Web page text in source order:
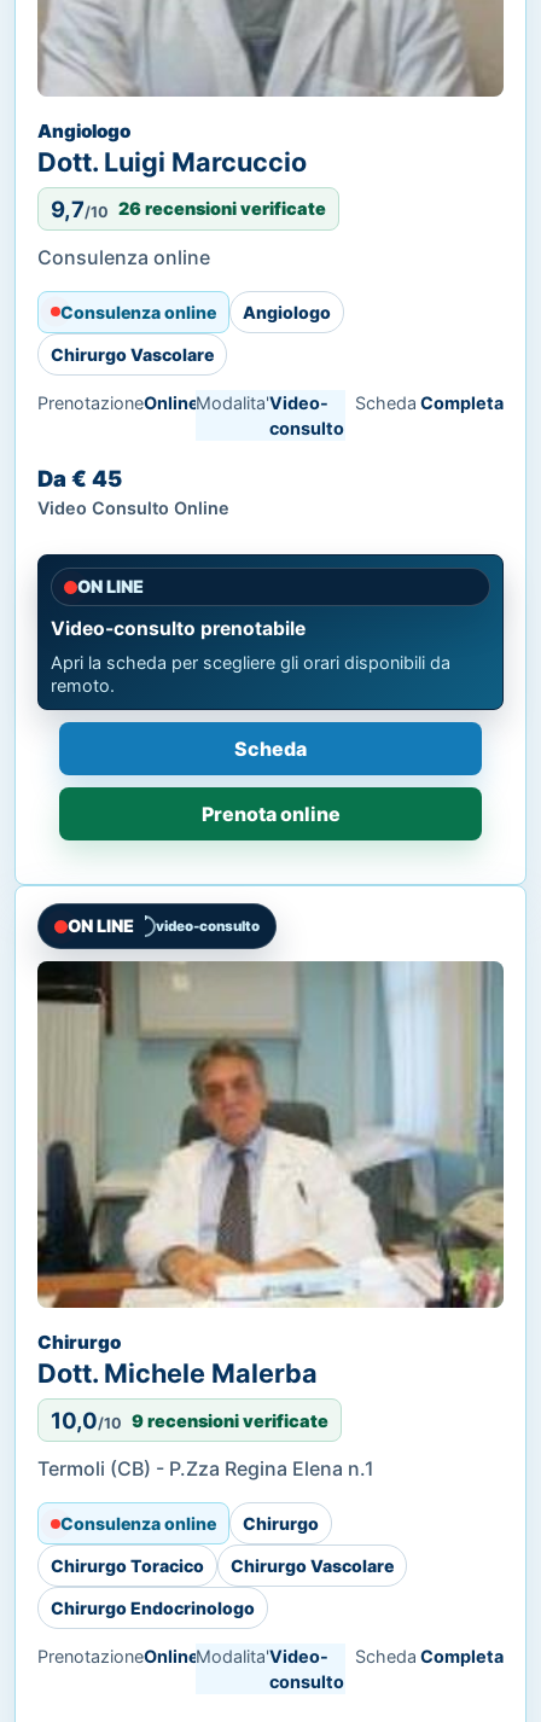
Angiologo
Dott. Luigi Marcuccio
9,7/10 26 recensioni verificate
Consulenza online
Consulenza online Angiologo
Chirurgo Vascolare
PrenotazioneOnlineModalita'Video-
consulto
Scheda Completa
Da € 45
Video Consulto Online
ON LINE
Video-consulto prenotabile
Apri la scheda per scegliere gli orari disponibili da
remoto.
Scheda
Prenota online
ON LINE video-consulto
Chirurgo
Dott. Michele Malerba
10,0/10 9 recensioni verificate
Termoli (CB) - P.Zza Regina Elena n.1
Consulenza online Chirurgo
Chirurgo Toracico Chirurgo Vascolare
Chirurgo Endocrinologo
PrenotazioneOnlineModalita'Video-
consulto
Scheda Completa